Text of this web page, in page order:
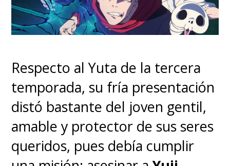
Respecto al Yuta de la tercera
temporada, su fría presentación
distó bastante del joven gentil,
amable y protector de sus seres
queridos, pues debía cumplir